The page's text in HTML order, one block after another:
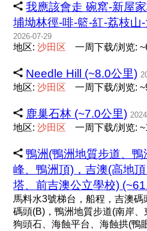
我應該會走 碗窰-新屋
埔坳林徑-啡-籃-紅-荔枝山
2026-07-29
地区:沙田 区 一周下载/浏览:
Needle Hill (~8.0公里)
地区:沙田 区 一周下载/浏览:
鹿巢石林 (~7.0公里)
地区:沙田 区 一周下载/浏览:
鴨洲(鴨洲地質步道、
峰、鴨洲頂)，吉澳(高地
塔、前吉澳公立學校)
馬料水3號梯台，船程，吉澳碼
碼頭(B)，鴨洲地質步道(南岸、
狗頭石、海蝕平台、海蝕拱(鴨